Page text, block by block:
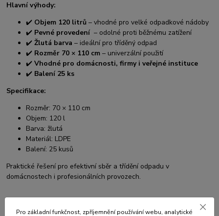
Hlavní výhody:
✔️ Objem 120 litrů – vhodné pro velké odpadkové nádoby
✔️ Pevné provedení – odolné proti běžnému zatížení
✔️Žlutá barva – ideální pro tříděný odpad
✔️ Rozměr 70 × 110 cm – univerzální použití
✔️Vhodné pro domácnosti, firmy i veřejné instituce
✔️ Balení 25 ks
Specifikace:
Rozměr: 70 × 110 cm
Objem: 120 l
Barva: žlutá
Materiál: LDPE
Balení: 25 kusů
Praktické řešení pro efektivní sběr a třídění odpadu v
domácnostech i profesionálních provozech.
Pro základní funkčnost, zpříjemnění používání webu, analytické